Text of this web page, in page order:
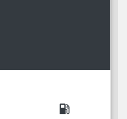
local_gas_station